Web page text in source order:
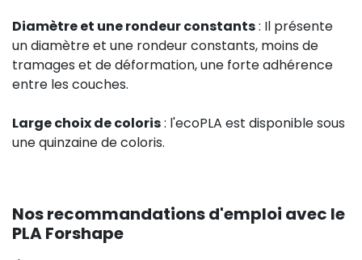
Diamètre et une rondeur constants: Il présente
un diamètre et une rondeur constants, moins de
tramages et de déformation, une forte adhérence
entre les couches.
Large choix de coloris: l'ecoPLA est disponible sous
une quinzaine de coloris.
Nos recommandations d'emploi avec le
PLA Forshape